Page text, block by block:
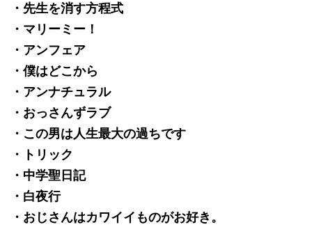
・先生を消す方程式
・マリーミー！
・アンフェア
・僕はどこから
・アンナチュラル
・おっさんずラブ
・この男は人生最大の過ちです
・トリック
・中学聖日記
・白夜行
・おじさんはカワイイものがお好き。